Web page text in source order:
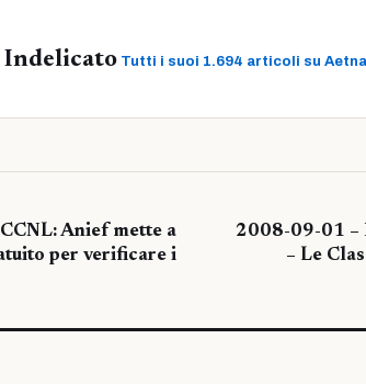
Indelicato Tutti i suoi 1.694 articoli su
Anief mette a
per verificare i
2008-09-01 –
– Le